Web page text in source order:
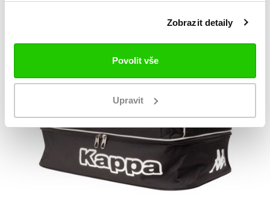
Zobrazit detaily
Povolit vše
Upravit